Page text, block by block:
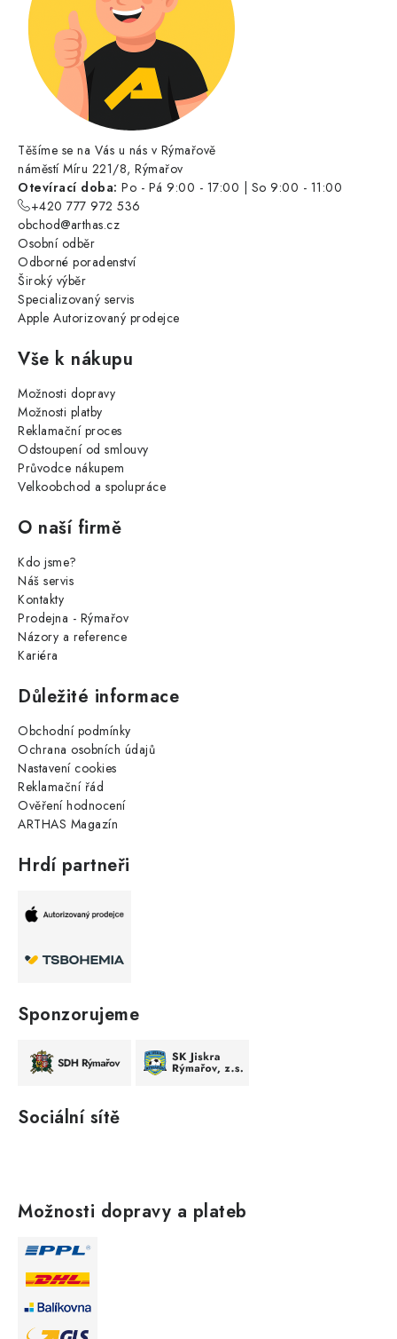
Těšíme se na Vás u nás v Rýmařově
náměstí Míru 221/8, Rýmařov
Otevírací doba: Po - Pá 9:00 - 17:00 | So 9:00 - 11:00
+420 777 972 536
obchod@arthas.cz
Osobní odběr
Odborné poradenství
Široký výběr
Specializovaný servis
Apple Autorizovaný prodejce
Vše k nákupu
Možnosti dopravy
Možnosti platby
Reklamační proces
Odstoupení od smlouvy
Průvodce nákupem
Velkoobchod a spolupráce
O naší firmě
Kdo jsme?
Náš servis
Kontakty
Prodejna - Rýmařov
Názory a reference
Kariéra
Důležité informace
Obchodní podmínky
Ochrana osobních údajů
Nastavení cookies
Reklamační řád
Ověření hodnocení
ARTHAS Magazín
Hrdí partneři
Sponzorujeme
Sociální sítě
Možnosti dopravy a plateb